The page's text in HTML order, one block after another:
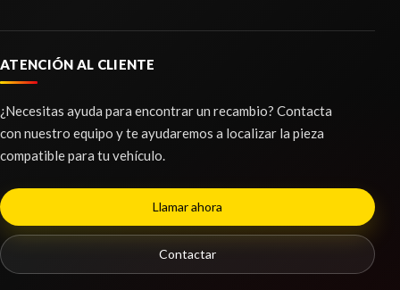
ATENCIÓN AL CLIENTE
¿Necesitas ayuda para encontrar un recambio? Contacta
con nuestro equipo y te ayudaremos a localizar la pieza
compatible para tu vehículo.
Llamar ahora
Contactar